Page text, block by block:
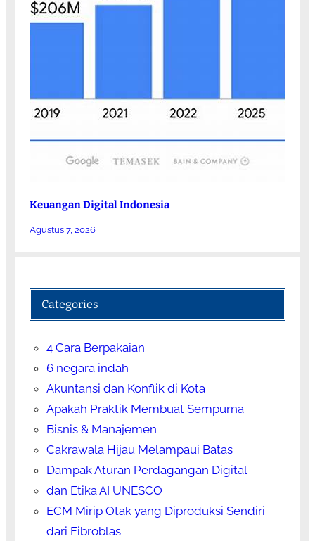
Keuangan Digital Indonesia
Agustus 7, 2026
Categories
4 Cara Berpakaian
6 negara indah
Akuntansi dan Konflik di Kota
Apakah Praktik Membuat Sempurna
Bisnis & Manajemen
Cakrawala Hijau Melampaui Batas
Dampak Aturan Perdagangan Digital
dan Etika AI UNESCO
ECM Mirip Otak yang Diproduksi Sendiri
dari Fibroblas